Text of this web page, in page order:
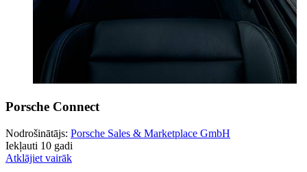
Porsche Connect
Nodrošinātājs: Porsche Sales & Marketplace GmbH
Iekļauti 10 gadi
Atklājiet vairāk